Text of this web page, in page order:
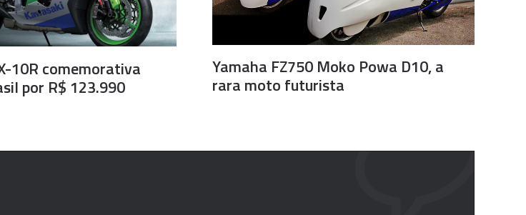
10R comemorativa
por R$ 123.990
Yamaha FZ750 Moko Powa D10, a
rara moto futurista